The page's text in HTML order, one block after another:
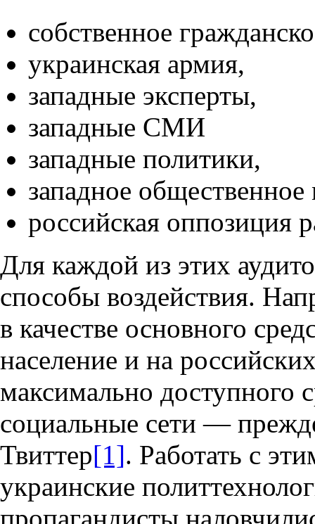
собственное
украинская армия,
западные эксперты,
западные СМИ
западные политики,
западное
российская оппозиция
Для каждой из этих
способы воздействия.
в качестве основного
население и на
максимально доступного
социальные сети —
Твиттер[1]. Работать с
украинские